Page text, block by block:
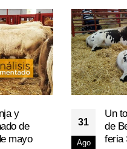
y
de
mayo
31
Ago
Un
de
feria